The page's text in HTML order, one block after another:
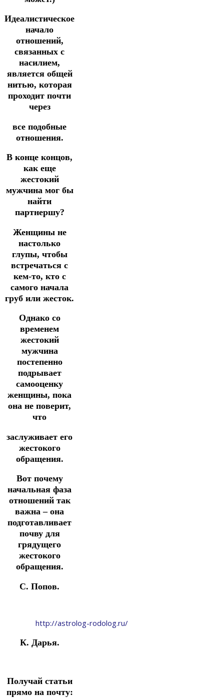
Идеалистическое
начало
отношений,
связанных с
насилием,
является общей
нитью, которая
проходит почти
через
все подобные
отношения.
В конце концов,
как еще
жестокий
мужчина мог бы
найти
партнершу?
Женщины не
настолько
глупы, чтобы
встречаться с
кем-то, кто с
самого начала
груб или жесток.
Однако со
временем
жестокий
мужчина
постепенно
подрывает
самооценку
женщины, пока
она не поверит,
что
заслуживает его
жестокого
обращения.
Вот почему
начальная фаза
отношений так
важна – она
подготавливает
почву для
грядущего
жестокого
обращения.
С. Попов.
http://astrolog-rodolog.ru/
К. Дарья.
Получай статьи
прямо на почту: